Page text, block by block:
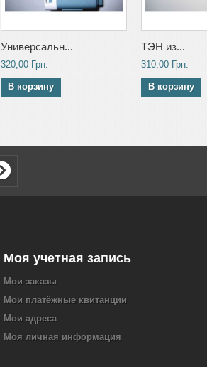
Универсальн...
320,00 Грн.
В корзину
ТЭН из...
310,00 Грн.
В корзину
Моя учетная запись
Мои заказы
Мои платёжные квитанции
Мои адреса
Моя личная информация